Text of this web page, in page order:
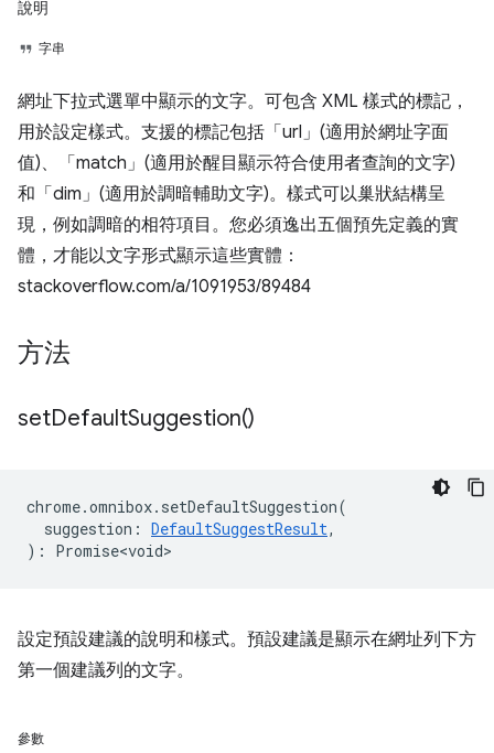
說明
字串
網址下拉式選單中顯示的文字。可包含 XML 樣式的標記，
用於設定樣式。支援的標記包括「url」(適用於網址字面
值)、「match」(適用於醒目顯示符合使用者查詢的文字)
和「dim」(適用於調暗輔助文字)。樣式可以巢狀結構呈
現，例如調暗的相符項目。您必須逸出五個預先定義的實
體，才能以文字形式顯示這些實體：
stackoverflow.com/a/1091953/89484
方法
setDefaultSuggestion()
chrome.omnibox. setDefaultSuggestion(
suggestion : DefaultSuggestResult,
) : Promise<void>
設定預設建議的說明和樣式。預設建議是顯示在網址列下方
第一個建議列的文字。
參數